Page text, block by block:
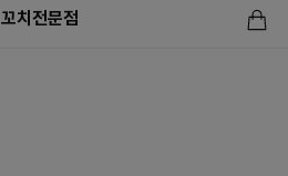
꼬치전문점